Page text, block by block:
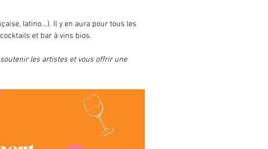
latino...). Il y en aura pour tous les
et bar à vins bios.
les artistes et vous offrir une